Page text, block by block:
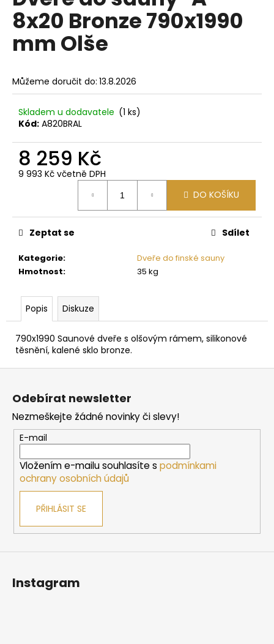
0,0
z
5
hvězdiček.
8x20 Bronze 790x1990
mm Olše
Můžeme doručit do: 13.8.2026
Skladem u dodavatele (1 ks)
Kód: A820BRAL
8 259 Kč
9 993 Kč včetně DPH
DO KOŠÍKU
Kategorie:
Dveře do finské sauny
Hmotnost: 35 kg
Zeptat se Sdílet
Popis Diskuze
790x1990 Saunové dveře s olšovým rámem, silikonové
těsnění, kalené sklo bronze.
a
j
í
?
HLEDAT
p
o
u
č
e
e
SAUNY
"A"
6X19
BRONZE
590X1890
767
Kč
Z
Odebírat newsletter
Nezmeškejte žádné novinky či slevy!
E-mail
Vložením e-mailu souhlasíte s podmínkami
ochrany osobních údajů
PŘIHLÁSIT SE
Instagram